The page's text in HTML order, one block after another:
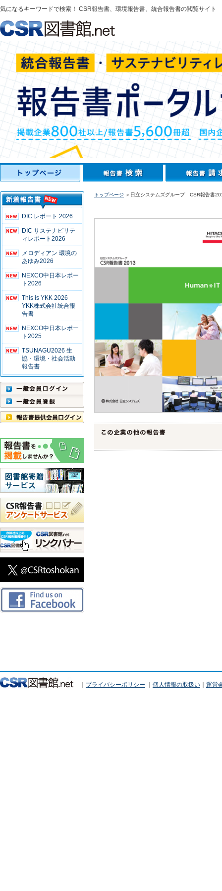
気になるキーワードで検索！ CSR報告書、環境報告書、統合報告書の閲覧サイト
DIC レポート 2026
DIC サステナビリテ
ィレポート2026
メロディアン 環境の
あゆみ2026
NEXCO中日本レポー
ト2026
This is YKK 2026
YKK株式会社統合報
告書
NEXCO中日本レポー
ト2025
TSUNAGU2026 生
協・環境・社会活動
報告書
トップページ ＞日立システムズグループ CSR報告書
｜ プライバシーポリシー ｜ 個人情報の取扱い ｜ 運営